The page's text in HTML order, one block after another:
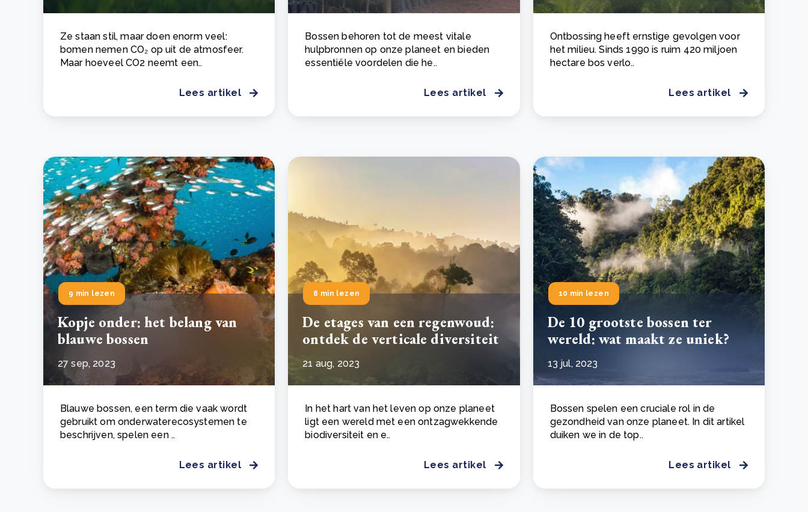
Ze staan stil, maar doen enorm veel:
bomen nemen CO₂ op uit de atmosfeer.
Maar hoeveel CO2 neemt een..
Lees artikel
Bossen behoren tot de meest vitale
hulpbronnen op onze planeet en bieden
essentiële voordelen die he..
Lees artikel
Ontbossing heeft ernstige gevolgen voor
het milieu. Sinds 1990 is ruim 420 miljoen
hectare bos verlo..
Lees artikel
9 min lezen
Kopje onder: het belang van
blauwe bossen
27 sep, 2023
Blauwe bossen, een term die vaak wordt
gebruikt om onderwaterecosystemen te
beschrijven, spelen een ..
Lees artikel
8 min lezen
De etages van een regenwoud:
ontdek de verticale diversiteit
21 aug, 2023
In het hart van het leven op onze planeet
ligt een wereld met een ontzagwekkende
biodiversiteit en e..
Lees artikel
10 min lezen
De 10 grootste bossen ter
wereld: wat maakt ze uniek?
13 jul, 2023
Bossen spelen een cruciale rol in de
gezondheid van onze planeet. In dit artikel
duiken we in de top..
Lees artikel